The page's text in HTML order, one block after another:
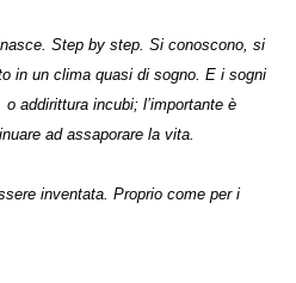
Step by step. Si conoscono, si
in un clima quasi di sogno. E i sogni
addirittura incubi; l’importante è
ad assaporare la vita.
inventata. Proprio come per i